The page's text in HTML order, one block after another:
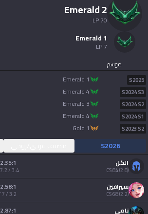
emerald 2
70
emerald 1
7
موسم
S2025
emerald 1
S2024 S3
emerald 4
S2024 S2
emerald 3
S2024 S1
emerald 4
S2023 S2
gold 1
S2026
الكل
CS84(2.8)
2.35:1 KDA
3.4 / 7.2 / 13.5
سيرافين
CS68(2.2)
2.58:1 KDA
3.2 / 7 / 14.9
نامي 2.87:1 KDA
Valorant
Gigs
TalkG
Esports
Türkçe
limba română
português
简体中文
繁體中文
српски језик
italiano
ไทย